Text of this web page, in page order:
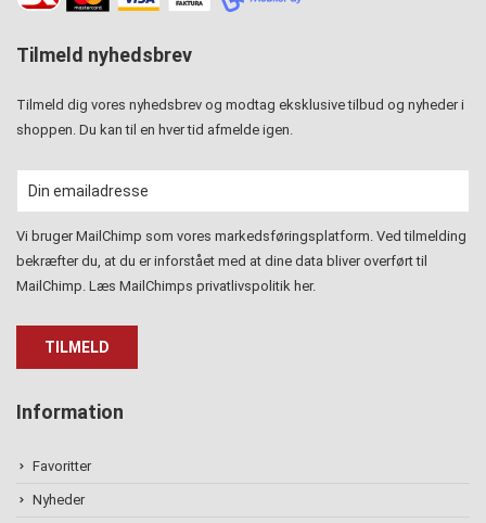
Tilmeld nyhedsbrev
Tilmeld dig vores nyhedsbrev og modtag eksklusive tilbud og nyheder i
shoppen. Du kan til en hver tid afmelde igen.
Vi bruger MailChimp som vores markedsføringsplatform. Ved tilmelding
bekræfter du, at du er inforstået med at dine data bliver overført til
MailChimp. Læs MailChimps privatlivspolitik her.
Information
Favoritter
Nyheder